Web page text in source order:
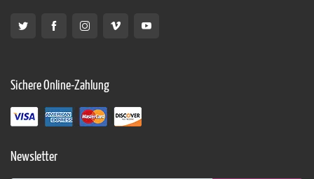
Sichere Online-Zahlung
Newsletter